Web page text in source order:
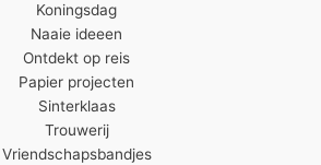
Koningsdag
Naaie ideeen
Ontdekt op reis
Papier projecten
Sinterklaas
Trouwerij
Vriendschapsbandjes